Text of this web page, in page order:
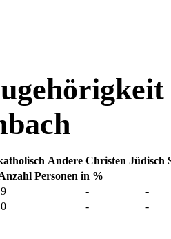
Andere Christen Jüdisch
Personen in %
-
-
- -